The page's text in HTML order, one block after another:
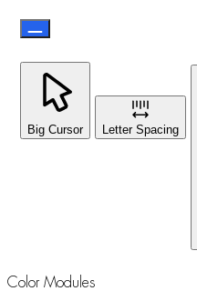
Big Cursor Letter Spacing
Color Modules